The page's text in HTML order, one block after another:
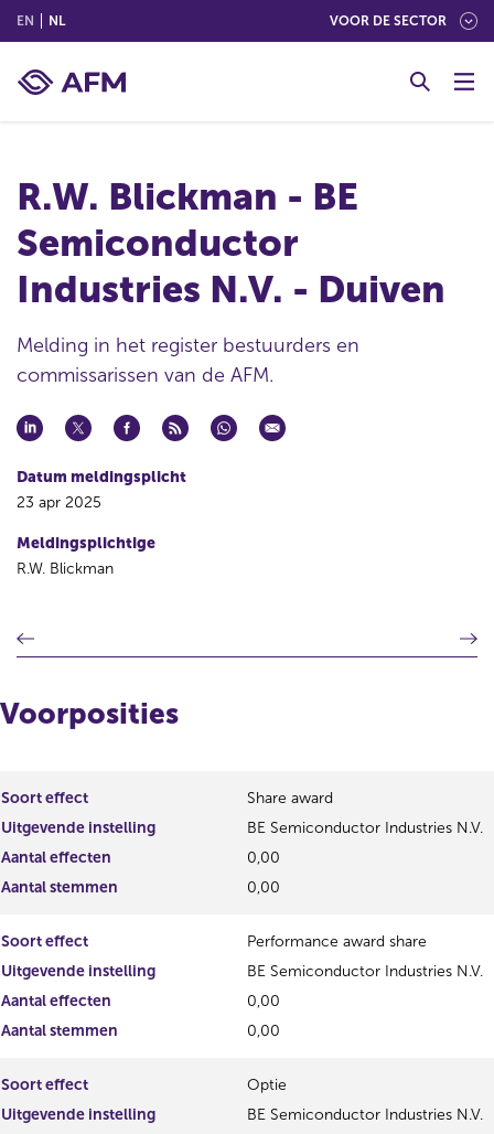
EN (ENGLISH)
NL(NEDERLANDS (NEDERLAND)) VOOR DE SECTOR
R.W. Blickman - BE
Semiconductor
Industries N.V. - Duiven
Melding in het register bestuurders en
commissarissen van de AFM.
Datum meldingsplicht
23 apr 2025
Meldingsplichtige
R.W. Blickman
o
i
g
e
i
s
t
r
e
s
u
l
a
t
V
o
e
r
a
Voorposities
Soort effect
Share award
Uitgevende instelling
BE Semiconductor Industries N.V.
Aantal effecten
0,00
Aantal stemmen
0,00
Soort effect
Performance award share
Uitgevende instelling
BE Semiconductor Industries N.V.
Aantal effecten
0,00
Aantal stemmen
0,00
Soort effect
Optie
Uitgevende instelling
BE Semiconductor Industries N.V.